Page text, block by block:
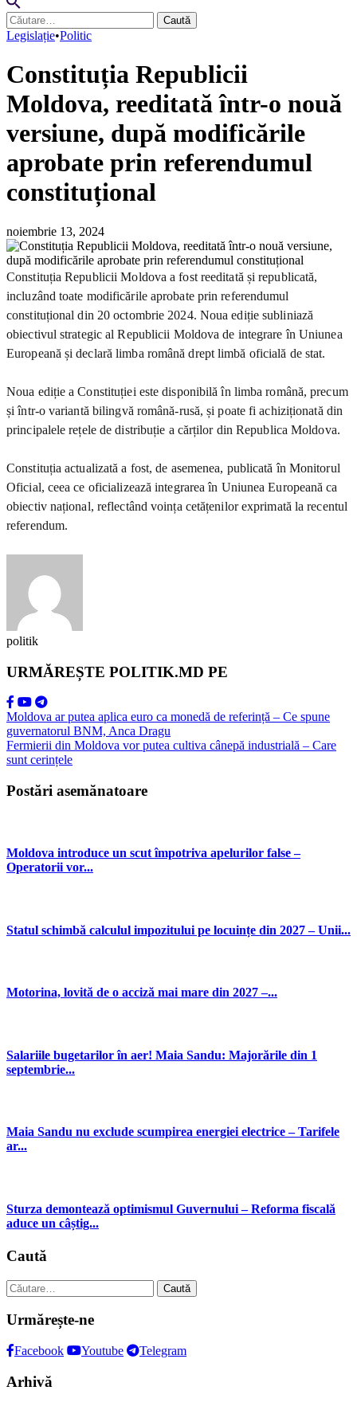
Caută
după:
Legislație•Politic
Constituția Republicii
Moldova, reeditată într-o nouă
versiune, după modificările
aprobate prin referendumul
constituțional
noiembrie 13, 2024
Constituția Republicii Moldova a fost reeditată și republicată,
incluzând toate modificările aprobate prin referendumul
constituțional din 20 octombrie 2024. Noua ediție subliniază
obiectivul strategic al Republicii Moldova de integrare în Uniunea
Europeană și declară limba română drept limbă oficială de stat.
Noua ediție a Constituției este disponibilă în limba română, precum
și într-o variantă bilingvă română-rusă, și poate fi achiziționată din
principalele rețele de distribuție a cărților din Republica Moldova.
Constituția actualizată a fost, de asemenea, publicată în Monitorul
Oficial, ceea ce oficializează integrarea în Uniunea Europeană ca
obiectiv național, reflectând voința cetățenilor exprimată la recentul
referendum.
politik
URMĂREȘTE POLITIK.MD PE
Moldova ar putea aplica euro ca monedă de referință – Ce spune
guvernatorul BNM, Anca Dragu
Fermierii din Moldova vor putea cultiva cânepă industrială – Care
sunt cerințele
Postări asemănatoare
Moldova introduce un scut împotriva apelurilor false –
Operatorii vor...
Statul schimbă calculul impozitului pe locuințe din 2027 – Unii...
Motorina, lovită de o acciză mai mare din 2027 –...
Salariile bugetarilor în aer! Maia Sandu: Majorările din 1
septembrie...
Maia Sandu nu exclude scumpirea energiei electrice – Tarifele
ar...
Sturza demontează optimismul Guvernului – Reforma fiscală
aduce un câștig...
Caută
Caută
după:
Urmărește-ne
Facebook Youtube Telegram
Arhivă